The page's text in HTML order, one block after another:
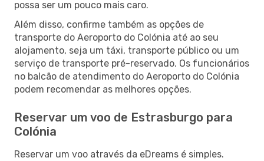
possa ser um pouco mais caro.
Além disso, confirme também as opções de
transporte do Aeroporto do Colónia até ao seu
alojamento, seja um táxi, transporte público ou um
serviço de transporte pré-reservado. Os funcionários
no balcão de atendimento do Aeroporto do Colónia
podem recomendar as melhores opções.
Reservar um voo de Estrasburgo para
Colónia
Reservar um voo através da eDreams é simples.